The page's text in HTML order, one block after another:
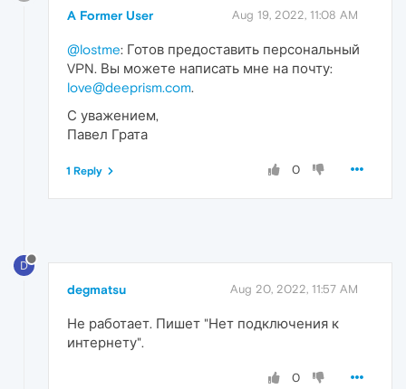
A Former User Aug 19, 2022, 11:08 AM
@lostme: Готов предоставить персональный
VPN. Вы можете написать мне на почту:
love@deeprism.com.
С уважением,
Павел Грата
0
1 Reply
D
degmatsu Aug 20, 2022, 11:57 AM
Не работает. Пишет "Нет подключения к
интернету".
0